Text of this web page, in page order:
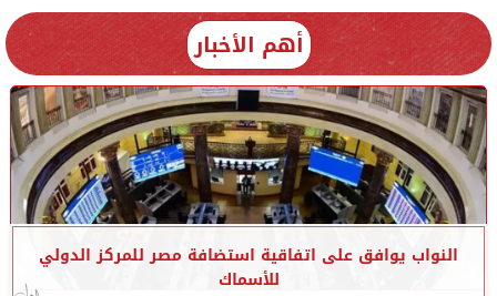
أهم الأخبار
النواب يوافق على اتفاقية استضافة مصر للمركز الدولي
للأسماك